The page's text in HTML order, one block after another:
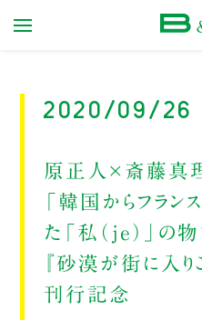
2020/09/
原正人×斎藤真
「韓国からフラ
た「私（je）」の物
『砂漠が街に入り
刊行記念